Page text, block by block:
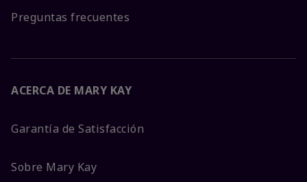
Preguntas frecuentes
ACERCA DE MARY KAY
Garantía de Satisfacción
Sobre Mary Kay